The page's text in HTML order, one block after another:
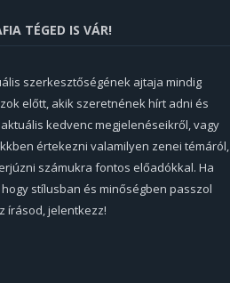
TÉGED IS VÁR!
szerkesztőségének ajtaja mindig
előtt, akik szeretnének hírt adni és
kedvenc megjelenéseikről, vagy
értekezni valamilyen zenei témáról,
számukra fontos előadókkal. Ha
stílusban és minőségben passzol
írásod, jelentkezz!